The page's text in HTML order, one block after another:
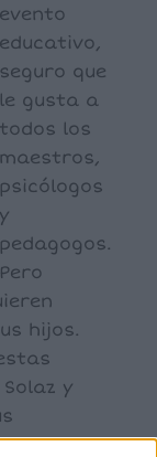
evento
educativo,
seguro que
le gusta a
todos los
maestros,
psicólogos
y
pedagogos.
Pero
hijos.
y